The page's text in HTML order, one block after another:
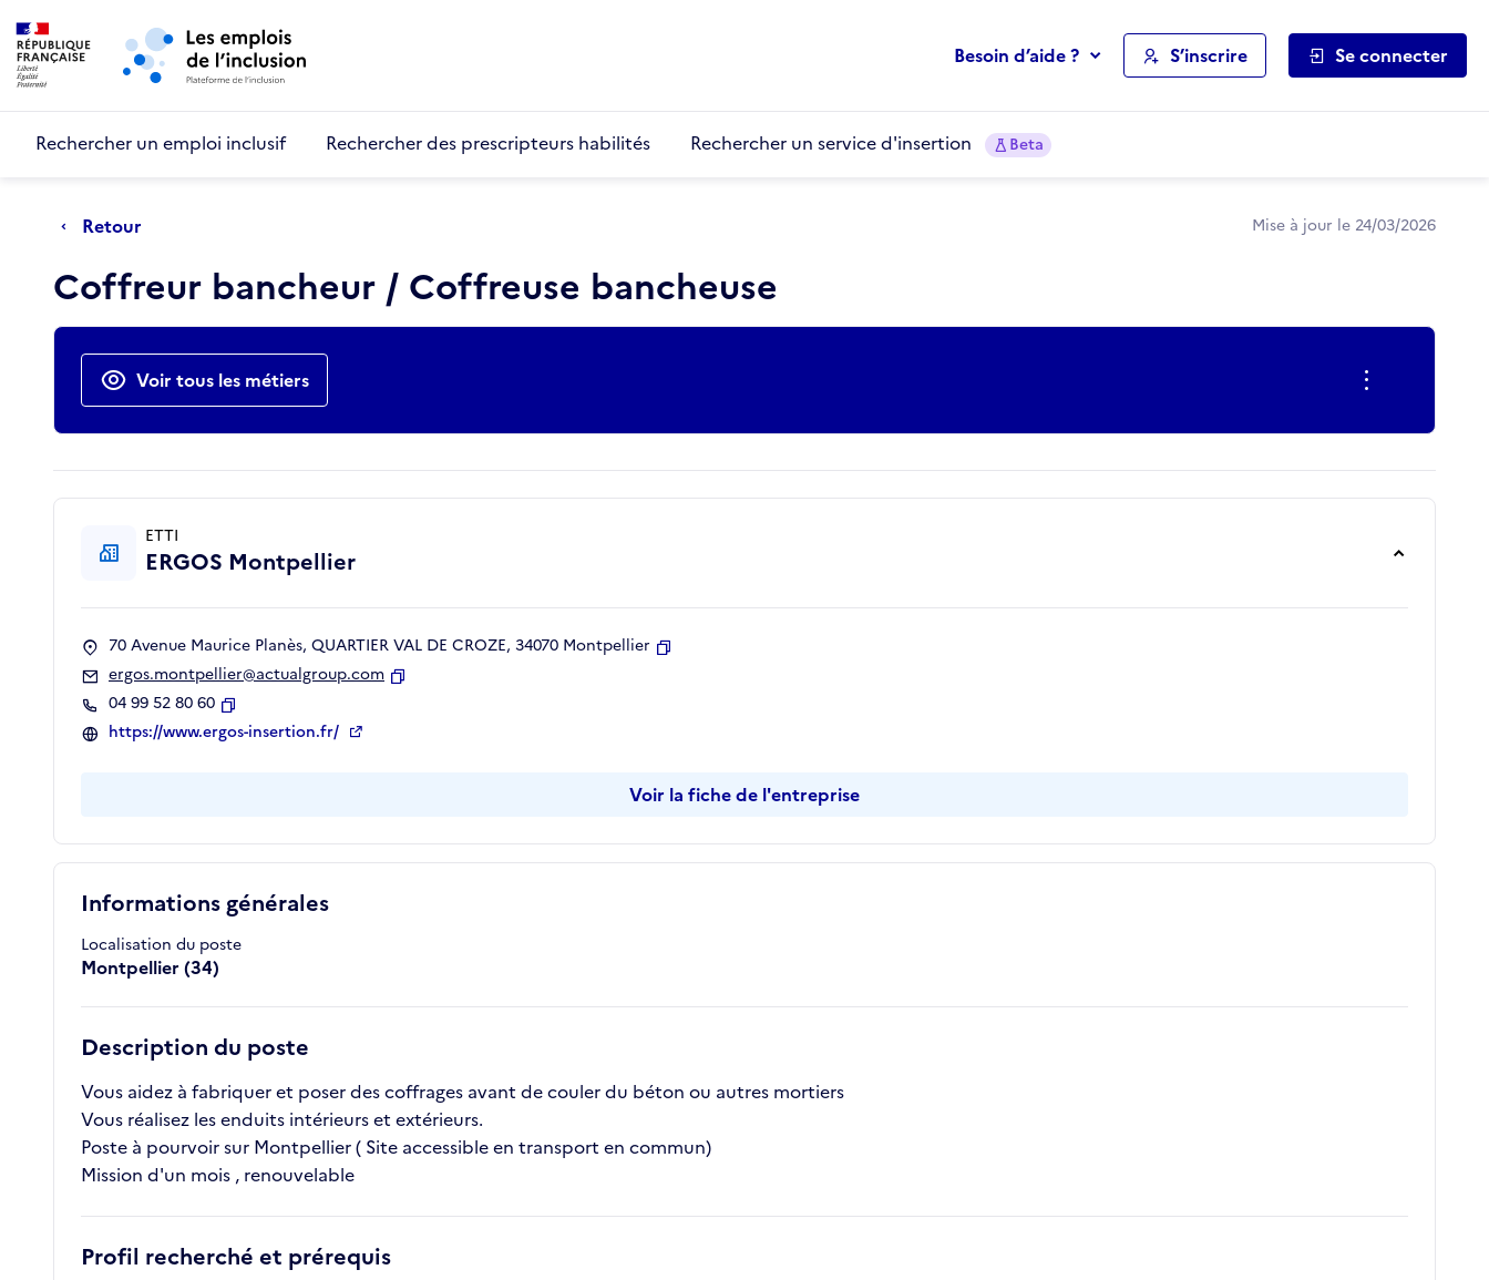
Aller au menu principal
Besoin d’aide ? S’inscrire Se connecter
Rechercher un emploi inclusif Rechercher des prescripteurs habilités Rechercher un service d'insertion Beta
Retour Mise à jour le 24/03/2026
Coffreur bancheur / Coffreuse bancheuse
Actions rapides
Voir tous les métiers
Informations générales
Localisation du poste
Montpellier (34)
Description du poste
Vous aidez à fabriquer et poser des coffrages avant de couler du béton ou autres mortiers
Vous réalisez les enduits intérieurs et extérieurs.
Poste à pourvoir sur Montpellier ( Site accessible en transport en commun)
Mission d'un mois , renouvelable
Profil recherché et prérequis
ETTI
ERGOS Montpellier
70 Avenue Maurice Planès, QUARTIER VAL DE CROZE, 34070 Montpellier
ergos.montpellier@actualgroup.com
04 99 52 80 60
Copier
https://www.ergos-insertion.fr/
Voir la fiche de l'entreprise